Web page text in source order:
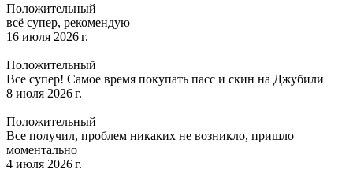
Положительный
всё супер, рекомендую
16 июля 2026 г.
Положительный
Все супер! Самое время покупать пасс и скин на Джубили
8 июля 2026 г.
Положительный
Все получил, проблем никаких не возникло, пришло
моментально
4 июля 2026 г.